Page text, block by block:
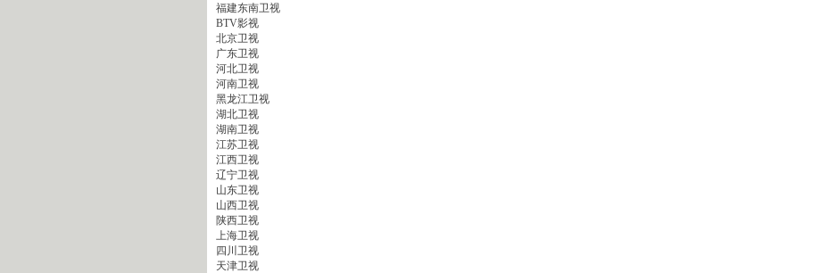
福建东南卫视
BTV影视
北京卫视
广东卫视
河北卫视
河南卫视
黑龙江卫视
湖北卫视
湖南卫视
江苏卫视
江西卫视
辽宁卫视
山东卫视
山西卫视
陕西卫视
上海卫视
四川卫视
天津卫视